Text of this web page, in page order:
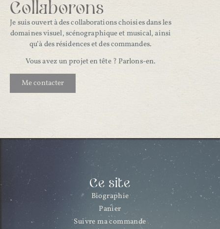
Collaborons
Je suis ouvert à des collaborations choisies dans les
domaines visuel, scénographique et musical, ainsi
qu’à des résidences et des commandes.
Vous avez un projet en tête ? Parlons-en.
Me contacter
Ce site
Biographie
Panier
Suivre ma commande